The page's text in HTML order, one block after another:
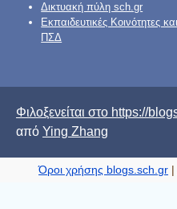
Δικτυακή πύλη sch.gr
Εκπαιδευτικές Κοινότητες
ΠΣΔ
Φιλοξενείται στο https://
από Ying Zhang
Όροι χρήσης blogs.sch.gr